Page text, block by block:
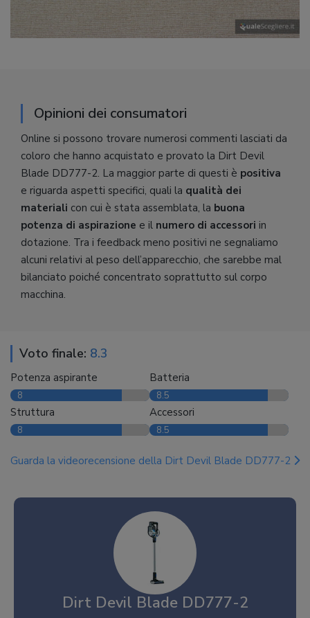
Opinioni dei consumatori
Online si possono trovare numerosi commenti lasciati da
coloro che hanno acquistato e provato la Dirt Devil
Blade DD777-2. La maggior parte di questi è positiva
e riguarda aspetti specifici, quali la qualità dei
materiali con cui è stata assemblata, la buona
potenza di aspirazione e il numero di accessori in
dotazione. Tra i feedback meno positivi ne segnaliamo
alcuni relativi al peso dell’apparecchio, che sarebbe mal
bilanciato poiché concentrato soprattutto sul corpo
macchina.
Voto finale: 8.3
Potenza aspirante
8
Batteria
8.5
Struttura
8
Accessori
8.5
Guarda la videorecensione della Dirt Devil Blade DD777-2
Dirt Devil Blade DD777-2